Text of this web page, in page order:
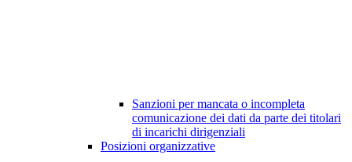
Sanzioni per mancata o incompleta
comunicazione dei dati da parte dei titolari
di incarichi dirigenziali
Posizioni organizzative